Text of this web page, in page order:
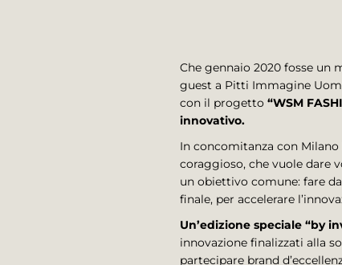
Che gennaio 2020 fosse un
guest a Pitti Immagine
con il progetto “WSM
innovativo.
In concomitanza con Milano
coraggioso, che vuole dare
un obiettivo comune: fare
finale, per accelerare
Un’edizione speciale “by
innovazione finalizzati alla
partecipare brand